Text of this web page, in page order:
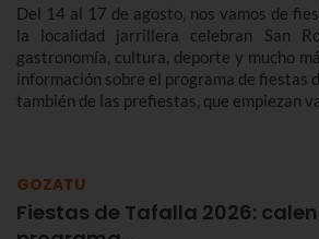
Del 14 al 17 de agosto, nos vamos de
la localidad jarrillera celebran San
gastronomía, cultura, deporte y mucho
información sobre el programa de fiestas
también de las prefiestas, que empiezan
GOZATU
Fiestas de Tafalla 2026: